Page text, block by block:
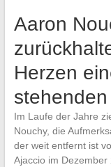
Aaron
Herzen
Im Laufe der Jahre
Nouchy, die
der weit entfernt ist
Ajaccio im